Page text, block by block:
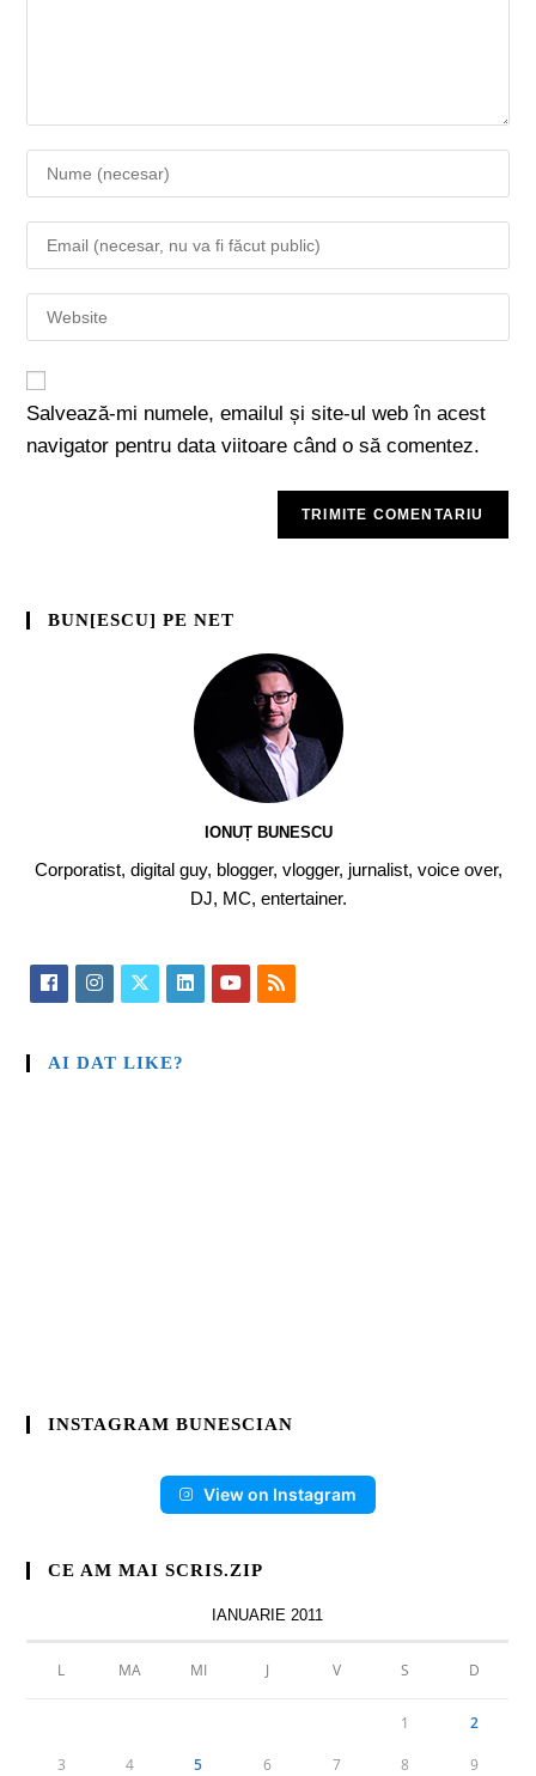
Salvează-mi numele, emailul și site-ul web în acest
navigator pentru data viitoare când o să comentez.
BUN[ESCU] PE NET
IONUȚ BUNESCU
Corporatist, digital guy, blogger, vlogger, jurnalist, voice over,
DJ, MC, entertainer.
AI DAT LIKE?
INSTAGRAM BUNESCIAN
View on Instagram
CE AM MAI SCRIS.ZIP
IANUARIE 2011
L MA MI J V S D
1 2
3 4 5 6 7 8 9